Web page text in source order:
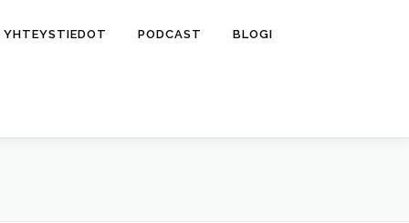
YHTEYSTIEDOT PODCAST BLOGI